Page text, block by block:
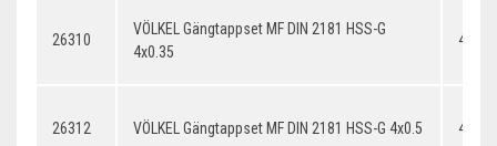
26310
VÖLKEL Gängtappset MF DIN 2181 HSS-G
4x0.35
26312 VÖLKEL Gängtappset MF DIN 2181 HSS-G 4x0.5 4x0.5